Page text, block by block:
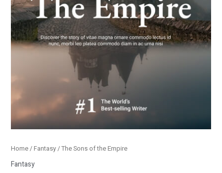
Home/Fantasy/ The Sons of the Empire
Fantasy